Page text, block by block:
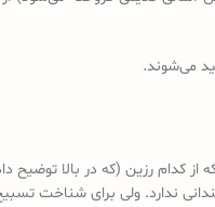
می‌شوند.
رزین (که در بالا توضیح
ندارد. ولی برای شناخت تسبیح